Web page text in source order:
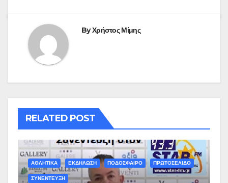
ByΧρήστος Μίμης
RELATED POST
ΑΘΛΗΤΙΚΑ ΕΚΔΗΛΩΣΗ ΠΟΔΟΣΦΑΙΡΟ ΠΡΩΤΟΣΕΛΙΔΟ
ΣΥΝΕΝΤΕΥΞΗ